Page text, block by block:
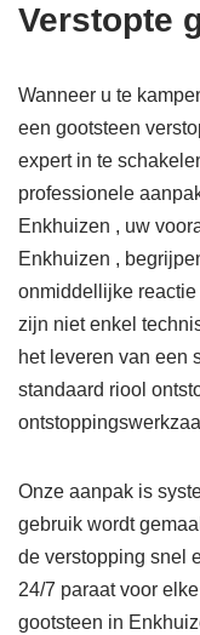
Verstopte
Wanneer u te
een gootsteen
expert in te
professionele
Enkhuizen , uw
Enkhuizen ,
onmiddellijke
zijn niet enkel
het leveren van een
standaard riool
Onze aanpak is
gebruik wordt
de verstopping snel
24/7 paraat voor
gootsteen in